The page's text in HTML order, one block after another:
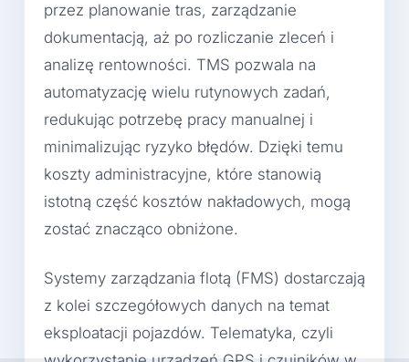
przez planowanie tras, zarządzanie
dokumentacją, aż po rozliczanie zleceń i
analizę rentowności. TMS pozwala na
automatyzację wielu rutynowych zadań,
redukując potrzebę pracy manualnej i
minimalizując ryzyko błędów. Dzięki temu
koszty administracyjne, które stanowią
istotną część kosztów nakładowych, mogą
zostać znacząco obniżone.
Systemy zarządzania flotą (FMS) dostarczają
z kolei szczegółowych danych na temat
eksploatacji pojazdów. Telematyka, czyli